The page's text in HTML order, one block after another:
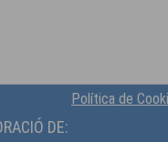
Política de
DE: